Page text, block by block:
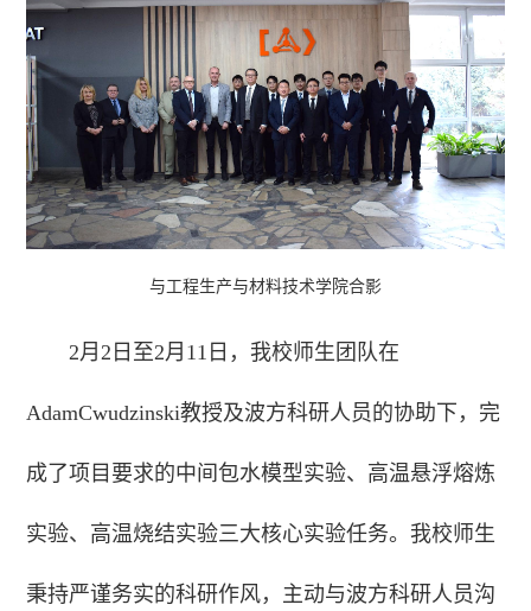
与工程生产与材料技术学院合影
2月2日至2月11日，我校师生团队在
AdamCwudzinski教授及波方科研人员的协助下，完
成了项目要求的中间包水模型实验、高温悬浮熔炼
实验、高温烧结实验三大核心实验任务。我校师生
秉持严谨务实的科研作风，主动与波方科研人员沟